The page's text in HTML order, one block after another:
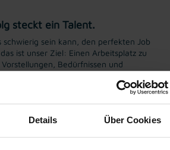
Details Über Cookies
steckt ein Talent.
schwierig sein kann, den perfekten Job
ist unser Ziel: Einen Arbeitsplatz zu
Bedürfnissen und
bekommt man bei uns Zugang zu
in verschiedenen Branchen und